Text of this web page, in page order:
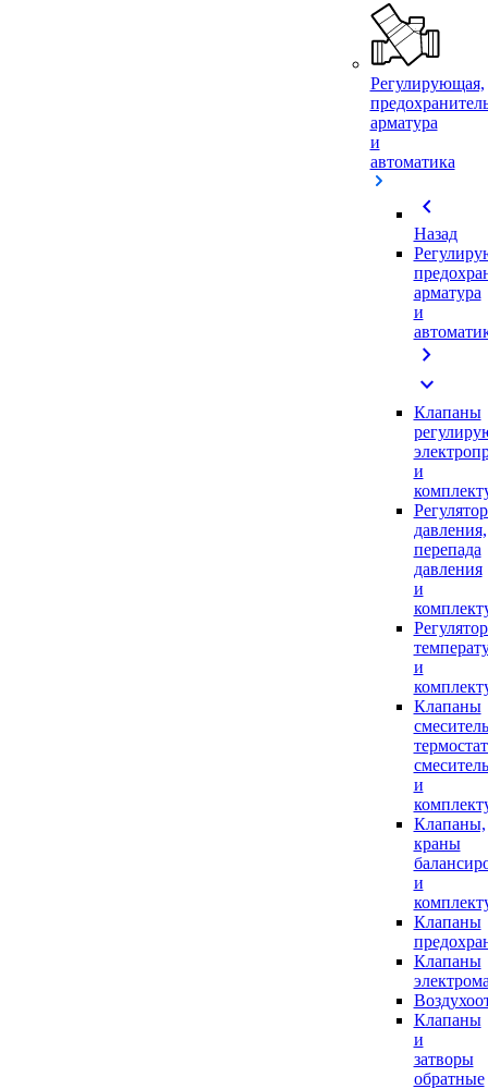
Регулирующая,
арматура
и
автоматика
chevron_left
Назад
арматура
и
chevron_right
expand_more
Клапаны
и
давления,
перепада
давления
и
и
Клапаны
и
Клапаны,
краны
и
Клапаны
Клапаны
Клапаны
и
затворы
обратные